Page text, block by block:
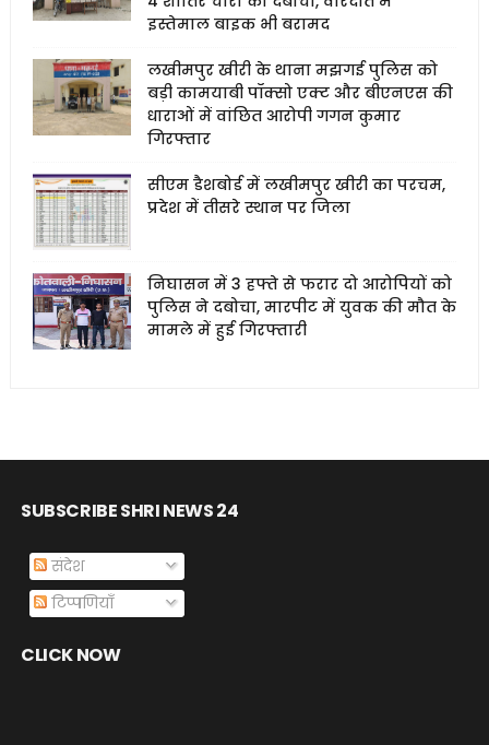
इस्तेमाल बाइक भी बरामद
लखीमपुर खीरी के थाना मझगई पुलिस को
बड़ी कामयाबी पॉक्सो एक्ट और बीएनएस की
धाराओं में वांछित आरोपी गगन कुमार
गिरफ्तार
सीएम डैशबोर्ड में लखीमपुर खीरी का परचम,
प्रदेश में तीसरे स्थान पर जिला
निघासन में 3 हफ्ते से फरार दो आरोपियों को
पुलिस ने दबोचा, मारपीट में युवक की मौत के
मामले में हुई गिरफ्तारी
SUBSCRIBE SHRI NEWS 24
संदेश
टिप्पणियाँ
CLICK NOW